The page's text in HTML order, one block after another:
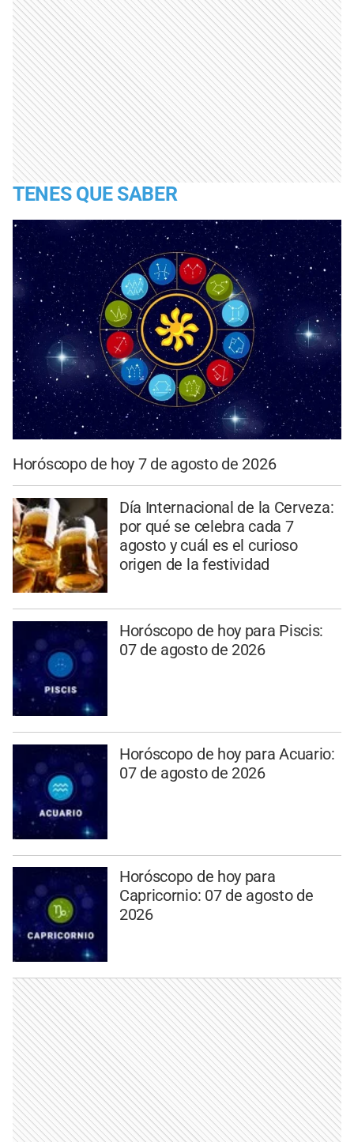
TENES QUE SABER
Horóscopo de hoy 7 de agosto de 2026
Día Internacional de la Cerveza:
por qué se celebra cada 7
agosto y cuál es el curioso
origen de la festividad
Horóscopo de hoy para Piscis:
07 de agosto de 2026
Horóscopo de hoy para Acuario:
07 de agosto de 2026
Horóscopo de hoy para
Capricornio: 07 de agosto de
2026